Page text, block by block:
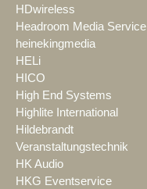
HDwireless
Headroom Media Service
heinekingmedia
HELi
HICO
High End Systems
Highlite International
Hildebrandt
Veranstaltungstechnik
HK Audio
HKG Eventservice